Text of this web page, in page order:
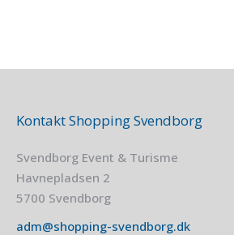
Kontakt Shopping Svendborg
Svendborg Event & Turisme
Havnepladsen 2
5700 Svendborg
adm@shopping-svendborg.dk